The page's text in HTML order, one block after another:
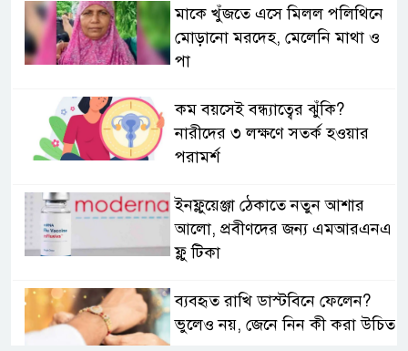
মাকে খুঁজতে এসে মিলল পলিথিনে
মোড়ানো মরদেহ, মেলেনি মাথা ও
পা
কম বয়সেই বন্ধ্যাত্বের ঝুঁকি?
নারীদের ৩ লক্ষণে সতর্ক হওয়ার
পরামর্শ
ইনফ্লুয়েঞ্জা ঠেকাতে নতুন আশার
আলো, প্রবীণদের জন্য এমআরএনএ
ফ্লু টিকা
ব্যবহৃত রাখি ডাস্টবিনে ফেলেন?
ভুলেও নয়, জেনে নিন কী করা উচিত